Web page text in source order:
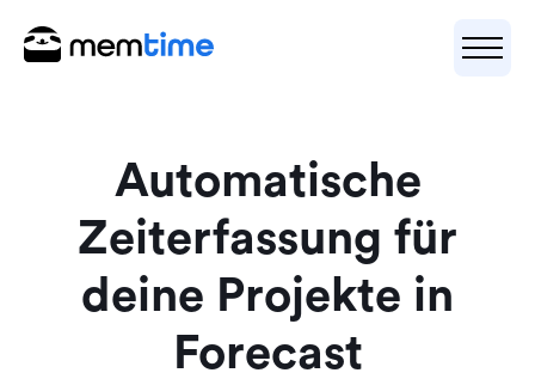
Automatische
Zeiterfassung für
deine Projekte in
Forecast